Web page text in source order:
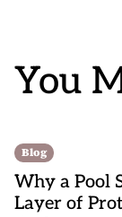
You
Blog
Why a Pool
Layer of